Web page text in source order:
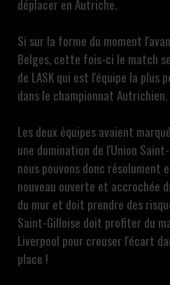
déplacer en Autriche.
Si sur la forme du moment
Belges, cette fois-ci le match
de LASK qui est l'équipe la plus
dans le championnat Autrichien.
Les deux équipes avaient
une domination de l'Union
nous pouvons donc résolument
nouveau ouverte et accrochée
du mur et doit prendre des
Saint-Gilloise doit profiter du
Liverpool pour creuser l'écart
place !